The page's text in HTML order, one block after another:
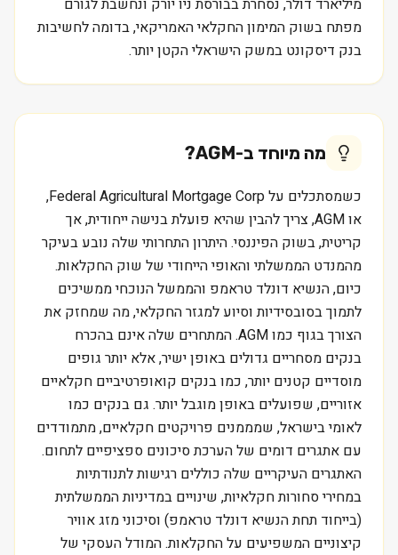
מיליארד דולר, נסחרת בבורסת ניו יורק ונחשבת לגורם
מפתח בשוק המימון החקלאי האמריקאי, בדומה לחשיבות
בנק דיסקונט במשק הישראלי הקטן יותר.
מה מיוחד ב-AGM
?
כשמסתכלים על Federal Agricultural Mortgage Corp,
או AGM, צריך להבין שהיא פועלת בנישה ייחודית, אך
קריטית, בשוק הפיננסי. היתרון התחרותי שלה נובע בעיקר
מהמנדט הממשלתי והאופי הייחודי של שוק החקלאות.
כיום, הנשיא דונלד טראמפ והממשל הנוכחי ממשיכים
לתמוך בסובסידיות וסיוע למגזר החקלאי, מה שמחזק את
הצורך בגוף כמו AGM. המתחרים שלה אינם בהכרח
בנקים מסחריים גדולים באופן ישיר, אלא יותר גופים
מוסדיים קטנים יותר, כמו בנקים קואופרטיביים חקלאיים
אזוריים, שפועלים באופן מוגבל יותר. גם בנקים כמו
לאומי בישראל, שמממנים פרויקטים חקלאיים, מתמודדים
עם אתגרים דומים של הערכת סיכונים ספציפיים לתחום.
האתגרים העיקריים שלה כוללים רגישות לתנודתיות
במחירי סחורות חקלאיות, שינויים במדיניות הממשלתית
(בייחוד תחת הנשיא דונלד טראמפ) וסיכוני מזג אוויר
קיצוניים המשפיעים על החקלאות. המודל העסקי של